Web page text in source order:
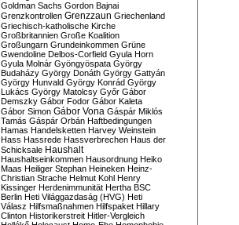
Goldman Sachs Gordon Bajnai
Grenzkontrollen Grenzzaun Griechenland
Griechisch-katholische Kirche
Großbritannien Große Koalition
Großungarn Grundeinkommen Grüne
Gwendoline Delbos-Corfield Gyula Horn
Gyula Molnár Gyöngyöspata György
Budaházy György Donáth György Gattyán
György Hunvald György Konrád György
Lukács György Matolcsy Győr Gábor
Demszky Gábor Fodor Gábor Kaleta
Gábor Simon Gábor Vona Gáspár Miklós
Tamás Gáspár Orbán Haftbedingungen
Hamas Handelsketten Harvey Weinstein
Hass Hassrede Hassverbrechen Haus der
Schicksale Haushalt
Haushaltseinkommen Hausordnung Heiko
Maas Heiliger Stephan Heineken Heinz-
Christian Strache Helmut Kohl Henry
Kissinger Herdenimmunität Hertha BSC
Berlin Heti Világgazdaság (HVG) Heti
Válasz Hilfsmaßnahmen Hilfspaket Hillary
Clinton Historikerstreit Hitler-Vergleich